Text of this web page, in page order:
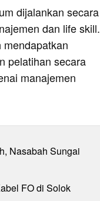
dijalankan secara
dan life skill.
pelatihan secara
manajemen
Nasabah Sungai
FO di Solok